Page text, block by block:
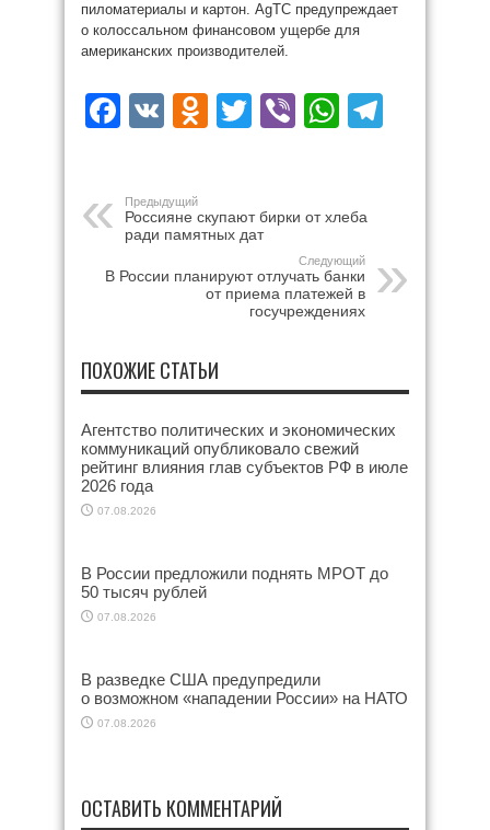
пиломатериалы и картон. AgTC предупреждает
о колоссальном финансовом ущербе для
американских производителей.
Facebook
VK Odnoklassniki
Twitter
Viber
Предыдущий
Россияне скупают бирки от хлеба
ради памятных дат
Следующий
В России планируют отлучать банки
от приема платежей в
госучреждениях
ПОХОЖИЕ СТАТЬИ
Агентство политических и экономических
коммуникаций опубликовало свежий
рейтинг влияния глав субъектов РФ в июле
2026 года
07.08.2026
В России предложили поднять МРОТ до
50 тысяч рублей
07.08.2026
В разведке США предупредили
о возможном «нападении России» на НАТО
07.08.2026
ОСТАВИТЬ КОММЕНТАРИЙ